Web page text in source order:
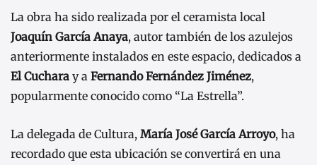
La obra ha sido realizada por el ceramista local
Joaquín García Anaya, autor también de los azulejos
anteriormente instalados en este espacio, dedicados a
El Cuchara y a Fernando Fernández Jiménez,
popularmente conocido como “La Estrella”.
La delegada de Cultura, María José García Arroyo, ha
recordado que esta ubicación se convertirá en una